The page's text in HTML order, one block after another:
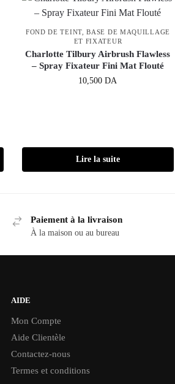
FOND DE TEINT, BASE DE MAQUILLAGE
ET FIXATEUR
Charlotte Tilbury Airbrush Flawless
– Spray Fixateur Fini Mat Flouté
10,500DA
Lire la suite
Paiement à la livraison
À la maison ou au bureau
AIDE
Mon Compte
Aide Clientèle
Contactez-nous
Termes et conditions